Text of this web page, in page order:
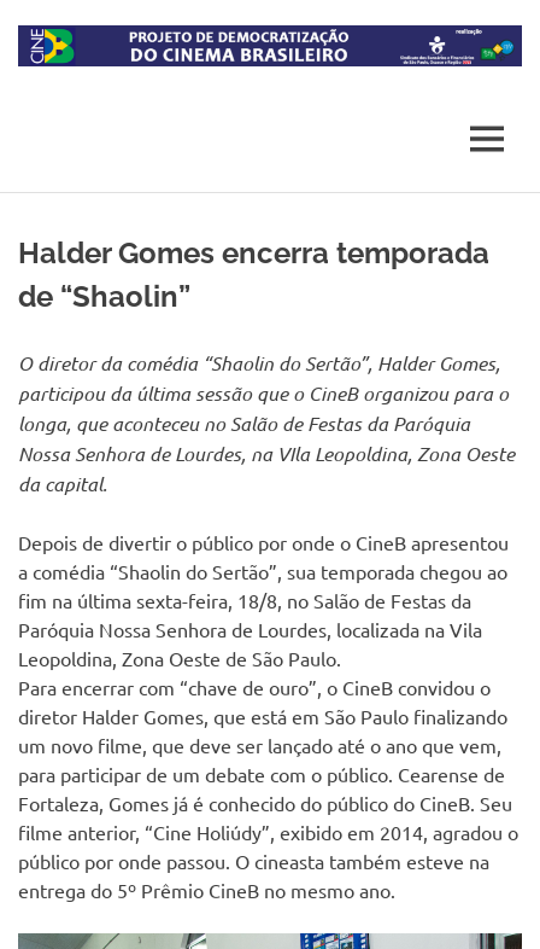
content
brasileiro
MENU
Halder Gomes encerra temporada
de “Shaolin”
O diretor da comédia “Shaolin do Sertão”, Halder Gomes,
participou da última sessão que o CineB organizou para o
longa, que aconteceu no Salão de Festas da Paróquia
Nossa Senhora de Lourdes, na VIla Leopoldina, Zona Oeste
da capital.
Depois de divertir o público por onde o CineB apresentou
a comédia “Shaolin do Sertão”, sua temporada chegou ao
fim na última sexta-feira, 18/8, no Salão de Festas da
Paróquia Nossa Senhora de Lourdes, localizada na Vila
Leopoldina, Zona Oeste de São Paulo.
Para encerrar com “chave de ouro”, o CineB convidou o
diretor Halder Gomes, que está em São Paulo finalizando
um novo filme, que deve ser lançado até o ano que vem,
para participar de um debate com o público. Cearense de
Fortaleza, Gomes já é conhecido do público do CineB. Seu
filme anterior, “Cine Holiúdy”, exibido em 2014, agradou o
público por onde passou. O cineasta também esteve na
entrega do 5º Prêmio CineB no mesmo ano.